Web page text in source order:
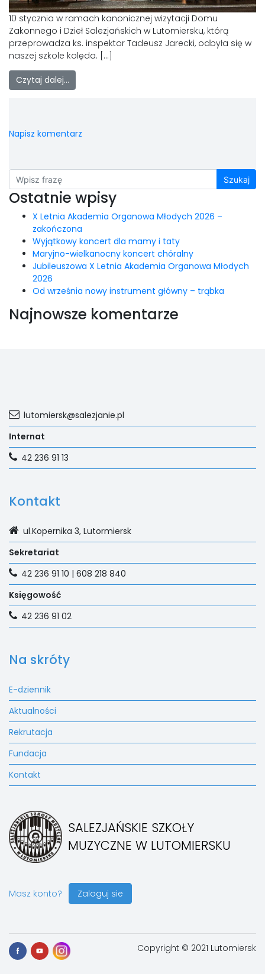
10 stycznia w ramach kanonicznej wizytacji Domu
Zakonnego i Dzieł Salezjańskich w Lutomiersku, którą
przeprowadza ks. inspektor Tadeusz Jarecki, odbyła się w
naszej szkole kolęda. […]
Czytaj dalej…
Napisz komentarz
Szukaj
Ostatnie wpisy
X Letnia Akademia Organowa Młodych 2026 –
zakończona
Wyjątkowy koncert dla mamy i taty
Maryjno-wielkanocny koncert chóralny
Jubileuszowa X Letnia Akademia Organowa Młodych
2026
Od września nowy instrument główny – trąbka
Najnowsze komentarze
SALEZJAŃSKIE SZKOŁY
MUZYCZNE W LUTOMIERSKU
Masz konto? Zaloguj sie
Na skróty
E-dziennik
Aktualności
Rekrutacja
Fundacja
Kontakt
Kontakt
ul.Kopernika 3, Lutormiersk
Sekretariat
42 236 91 10 | 608 218 840
Księgowość
42 236 91 02
lutomiersk@salezjanie.pl
Internat
42 236 91 13
Copyright © 2021 Lutomiersk